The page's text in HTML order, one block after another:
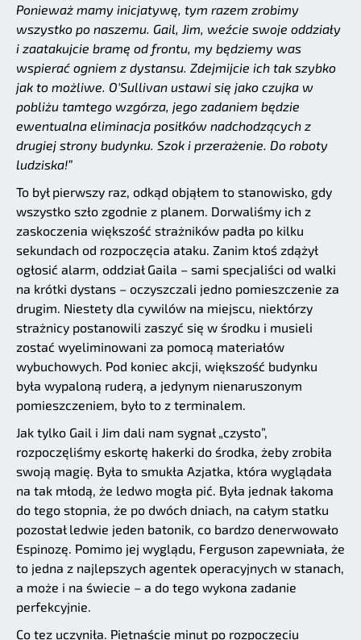
Ponieważ mamy inicjatywę, tym razem zrobimy
wszystko po naszemu. Gail, Jim, weźcie swoje oddziały
i zaatakujcie bramę od frontu, my będziemy was
wspierać ogniem z dystansu. Zdejmijcie ich tak szybko
jak to możliwe. O'Sullivan ustawi się jako czujka w
pobliżu tamtego wzgórza, jego zadaniem będzie
ewentualna eliminacja posiłków nadchodzących z
drugiej strony budynku. Szok i przerażenie. Do roboty
ludziska!”
To był pierwszy raz, odkąd objąłem to stanowisko, gdy
wszystko szło zgodnie z planem. Dorwaliśmy ich z
zaskoczenia większość strażników padła po kilku
sekundach od rozpoczęcia ataku. Zanim ktoś zdążył
ogłosić alarm, oddział Gaila – sami specjaliści od walki
na krótki dystans – oczyszczali jedno pomieszczenie za
drugim. Niestety dla cywilów na miejscu, niektórzy
strażnicy postanowili zaszyć się w środku i musieli
zostać wyeliminowani za pomocą materiałów
wybuchowych. Pod koniec akcji, większość budynku
była wypaloną ruderą, a jedynym nienaruszonym
pomieszczeniem, było to z terminalem.
Jak tylko Gail i Jim dali nam sygnał „czysto”,
rozpoczęliśmy eskortę hakerki do środka, żeby zrobiła
swoją magię. Była to smukła Azjatka, która wyglądała
na tak młodą, że ledwo mogła pić. Była jednak łakoma
do tego stopnia, że po dwóch dniach, na całym statku
pozostał ledwie jeden batonik, co bardzo denerwowało
Espinozę. Pomimo jej wyglądu, Ferguson zapewniała, że
to jedna z najlepszych agentek operacyjnych w stanach,
a może i na świecie – a do tego wykona zadanie
perfekcyjnie.
Co tez uczyniła. Piętnaście minut po rozpoczęciu